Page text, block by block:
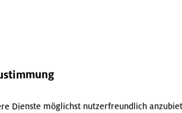
Verbesserung der
indoor" oder entsprechende
Einbinden und Sichern
fallen
Dienste möglichst nutzerfreundlich